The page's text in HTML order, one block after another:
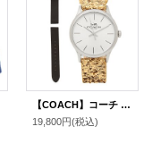
【COACH】コーチ 時計 ルビー グリッター ラメ 替えレザーベルト付き ウォッチ セット 腕時計 ゴールド〔日本未発売〕
19,800円(税込)